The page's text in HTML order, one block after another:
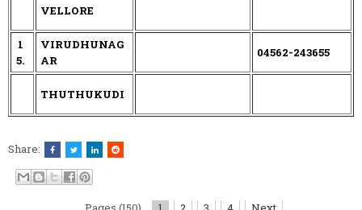
VELLORE
1
5.
VIRUDHUNAG
AR
04562-243655
THUTHUKUDI
Share: